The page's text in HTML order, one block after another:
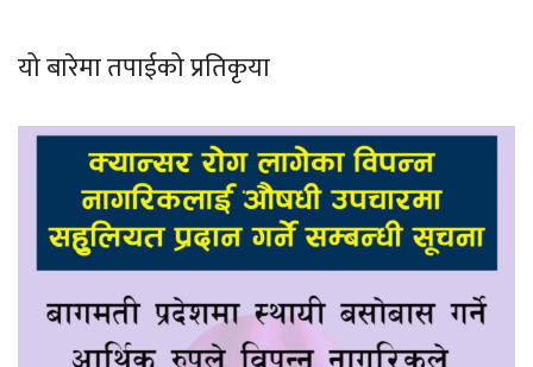
यो बारेमा तपाईको प्रतिकृया